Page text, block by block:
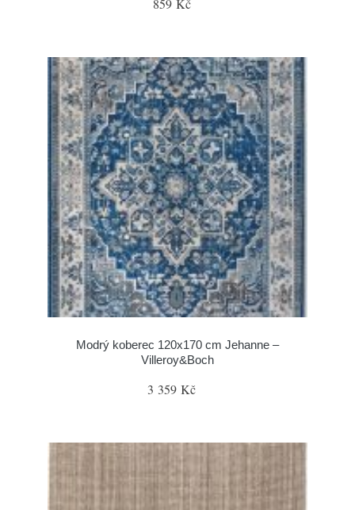
859 Kč
Modrý koberec 120x170 cm Jehanne –
Villeroy&Boch
3 359 Kč